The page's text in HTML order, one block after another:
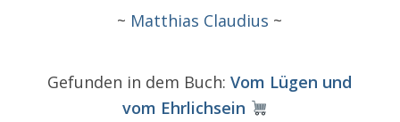
~ Matthias Claudius ~
Gefunden in dem Buch:Vom Lügen und
vom Ehrlichsein